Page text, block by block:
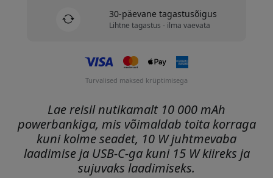
30-päevane tagastusõigus
Lihtne tagastus - ilma vaevata
Turvalised maksed krüptimisega
Lae reisil nutikamalt 10 000 mAh
powerbankiga, mis võimaldab toita korraga
kuni kolme seadet, 10 W juhtmevaba
laadimise ja USB-C-ga kuni 15 W kiireks ja
sujuvaks laadimiseks.